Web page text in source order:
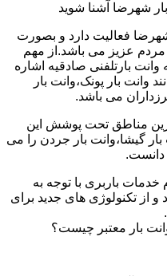
شهرضا آشنا شوید
فعالیت دارد و بصورت
عزیز می باشد.از مهم
بارتلفنی صادقیه اشاره
وانت بار پونک،وانت بار
می باشد.
مناطق تحت پوشش این
بار گیشا،وانت بار جردن را می
دانست.
باربری با توجه به
و از تکنولوژی های جدید برای
بار معتبر چیست؟